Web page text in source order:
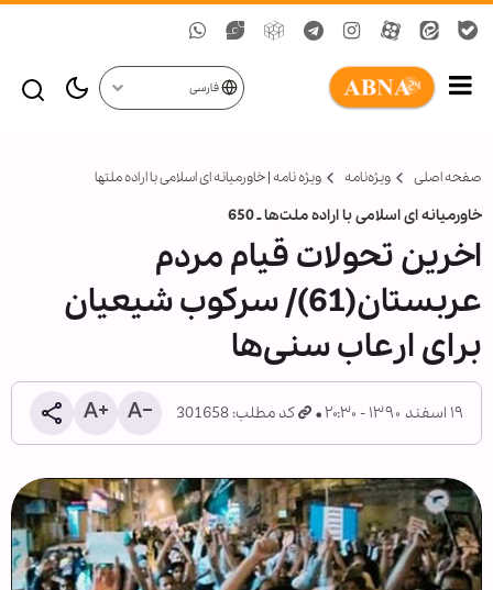
فارسی
صفحه اصلی ویژه‌نامه‌ ویژه نامه | خاورمیانه‏ ای اسلامی با اراده ملت‏ها
خاورمیانه ای اسلامی با اراده ملت‏‌ها ـ 650
اخرین تحولات قیام مردم
عربستان(61)/ سرکوب شیعیان
برای ارعاب سنی‌ها
۱۹ اسفند ۱۳۹۰ - ۲۰:۳۰ کد مطلب: 301658